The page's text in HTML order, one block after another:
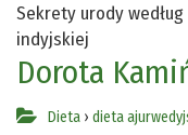
Sekrety urody
indyjskiej
Dorota
Dieta › dieta